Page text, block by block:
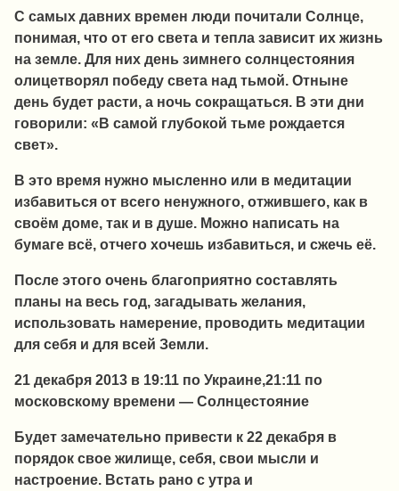
С самых давних времен люди почитали Солнце,
понимая, что от его света и тепла зависит их жизнь
на земле. Для них день зимнего солнцестояния
олицетворял победу света над тьмой. Отныне
день будет расти, а ночь сокращаться. В эти дни
говорили: «В самой глубокой тьме рождается
свет».
В это время нужно мысленно или в медитации
избавиться от всего ненужного, отжившего, как в
своём доме, так и в душе. Можно написать на
бумаге всё, отчего хочешь избавиться, и сжечь её.
После этого очень благоприятно составлять
планы на весь год, загадывать желания,
использовать намерение, проводить медитации
для себя и для всей Земли.
21 декабря 2013 в 19:11 по Украине,21:11 по
московскому времени — Солнцестояние
Будет замечательно привести к 22 декабря в
порядок свое жилище, себя, свои мысли и
настроение. Встать рано с утра и